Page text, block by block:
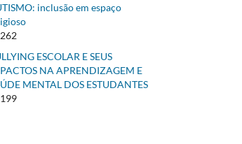
inclusão em espaço
ESCOLAR E SEUS
NA APRENDIZAGEM E
MENTAL DOS ESTUDANTES